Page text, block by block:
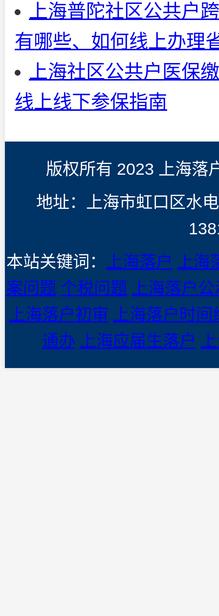
上海普陀社区公共户
有哪些、如何线上办理
上海社区公共户医保
线上线下参保指南
版权所有 2023 上海落
地址：上海市虹口区水
本站关键词：
上海落户
上
案问题 个税问题
上海落户
上海落户初审
上海落户时间
通办
上海应届生落户